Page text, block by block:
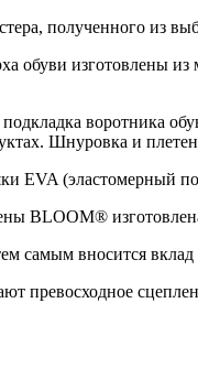
полученного из
обуви изготовлены
воротника
Шнуровка и
EVA (эластомерный
BLOOM®
самым вносится
превосходное